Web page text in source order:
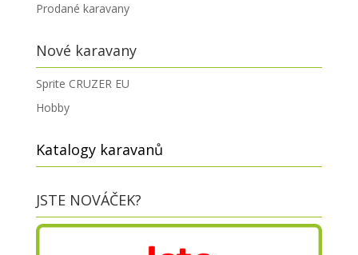
Prodané karavany
Nové karavany
Sprite CRUZER EU
Hobby
Katalogy karavanů
JSTE NOVÁČEK?